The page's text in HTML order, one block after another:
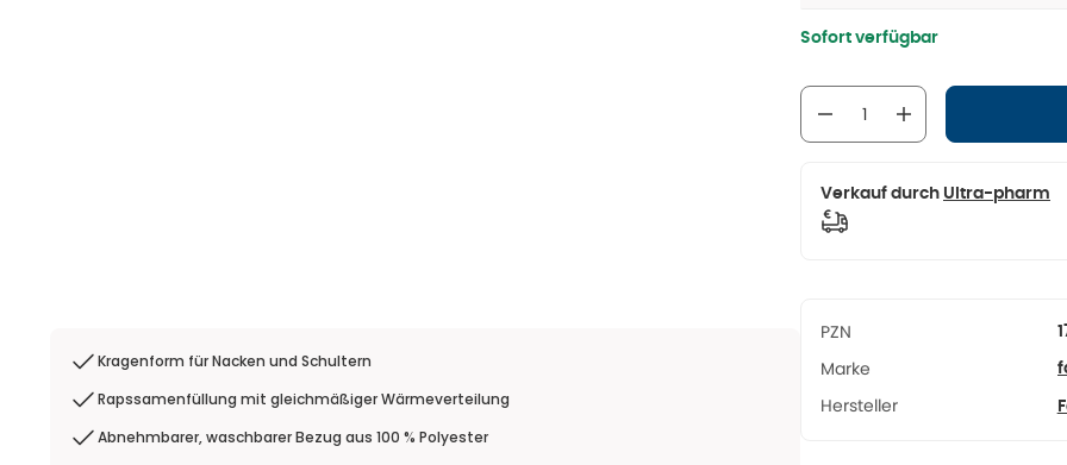
Kragenform für Nacken und Schultern
Rapssamenfüllung mit gleichmäßiger Wärmeverteilung
Abnehmbarer, waschbarer Bezug aus 100 % Polyester
Sofort verfügbar
Verkauf durch Ultra-pharm
PZN
Marke
Hersteller